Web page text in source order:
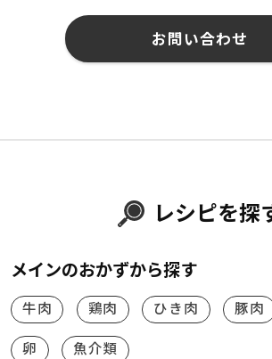
お問い合わせ
レシピを探
メインのおかずから探す
牛肉 鶏肉 ひき肉 豚肉
卵 魚介類